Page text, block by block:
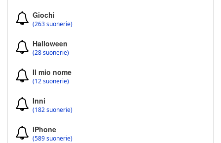
Giochi
(263 suonerie)
Halloween
(28 suonerie)
Il mio nome
(12 suonerie)
Inni
(182 suonerie)
iPhone
(589 suonerie)